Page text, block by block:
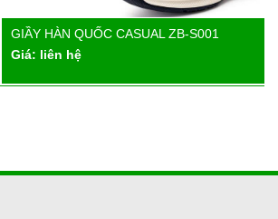
Chi tiết
CASUAL ZB-S001